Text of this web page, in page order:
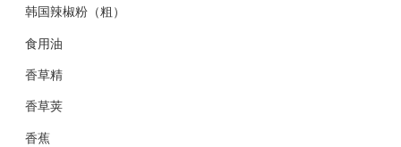
韩国辣椒粉（粗）
食用油
香草精
香草荚
香蕉